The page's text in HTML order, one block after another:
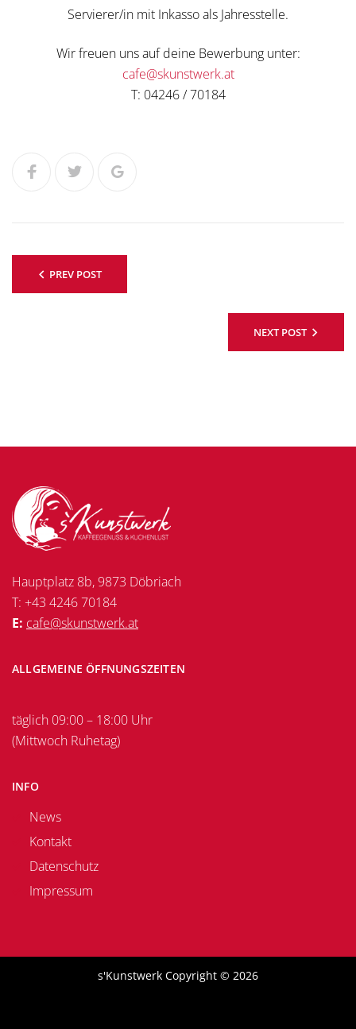
Servierer/in mit Inkasso als Jahresstelle.
Wir freuen uns auf deine Bewerbung unter:
cafe@skunstwerk.at
T: 04246 / 70184
PREV POST
NEXT POST
Hauptplatz 8b, 9873 Döbriach
T: +43 4246 70184
E: cafe@skunstwerk.at
ALLGEMEINE ÖFFNUNGSZEITEN
täglich 09:00 – 18:00 Uhr
(Mittwoch Ruhetag)
INFO
News
Kontakt
Datenschutz
Impressum
s'Kunstwerk Copyright © 2026